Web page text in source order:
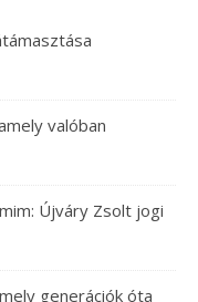
valóban
Újváry Zsolt jogi
generációk óta